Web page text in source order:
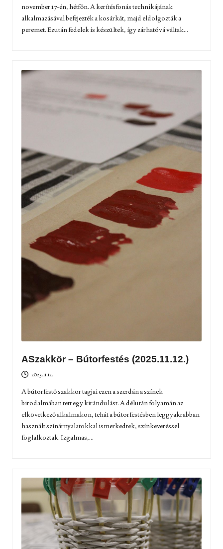
november 17-én, hétfőn. A kerítésfonás technikájának
alkalmazásával befejezték a kosárkát, majd eldolgozták a
peremet. Ezután fedelek is készültek, így zárhatóvá váltak...
ASzakkör – Bútorfestés (2025.11.12.)
2025.11.12.
A bútorfestő szakkör tagjai ezen a szerdán a színek
birodalmában tett egy kirándulást. A délután folyamán az
elkövetkező alkalmakon, tehát a bútorfestésben leggyakrabban
használt színárnyalatokkal ismerkedtek, színkeveréssel
foglalkoztak. Izgalmas,...